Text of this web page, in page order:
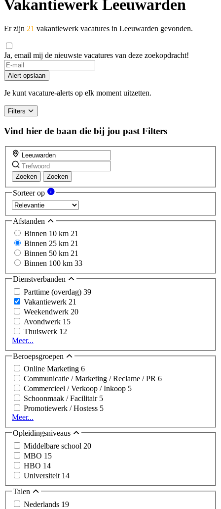
Vakantiewerk Leeuwarden
Er zijn 21 vakantiewerk vacatures in Leeuwarden gevonden.
Ja, email mij de nieuwste vacatures van deze zoekopdracht!
Alert opslaan
Je kunt vacature-alerts op elk moment uitzetten.
Filters
Vind hier de baan die bij jou past Filters
Zoeken Zoeken
Sorteer op
Afstanden
Binnen 10 km 21
Binnen 25 km 21
Binnen 50 km 21
Binnen 100 km 33
Dienstverbanden
Parttime (overdag) 39
Vakantiewerk 21
Weekendwerk 20
Avondwerk 15
Thuiswerk 12
Meer...
Beroepsgroepen
Online Marketing 6
Communicatie / Marketing / Reclame / PR 6
Commercieel / Verkoop / Inkoop 5
Schoonmaak / Facilitair 5
Promotiewerk / Hostess 5
Meer...
Opleidingsniveaus
Middelbare school 20
MBO 15
HBO 14
Universiteit 14
Talen
Nederlands 19